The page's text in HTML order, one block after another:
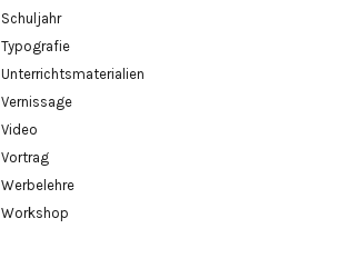
Schuljahr
Typografie
Unterrichtsmaterialien
Vernissage
Video
Vortrag
Werbelehre
Workshop